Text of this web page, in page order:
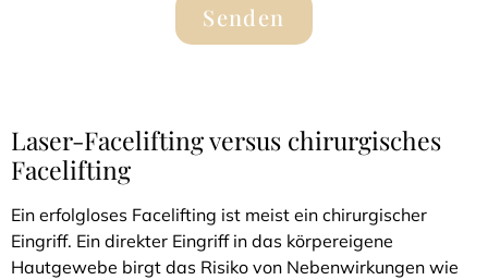
Senden
Laser-Facelifting versus chirurgisches
Facelifting
Ein erfolgloses Facelifting ist meist ein chirurgischer
Eingriff. Ein direkter Eingriff in das körpereigene
Hautgewebe birgt das Risiko von Nebenwirkungen wie